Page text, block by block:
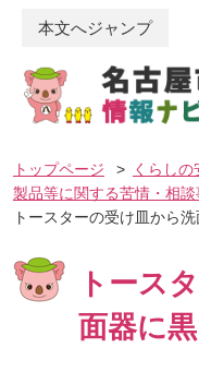
本文へジャンプ
トップページ > くらし
製品等に関する苦情・相談
トースターの受け皿から
トース
面器に